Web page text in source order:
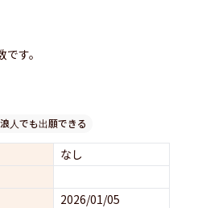
す。
浪人でも出願できる
なし
2026/01/05